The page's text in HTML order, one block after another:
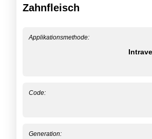
Zahnfleisch
Applikationsmethode:
Code:
Generation: